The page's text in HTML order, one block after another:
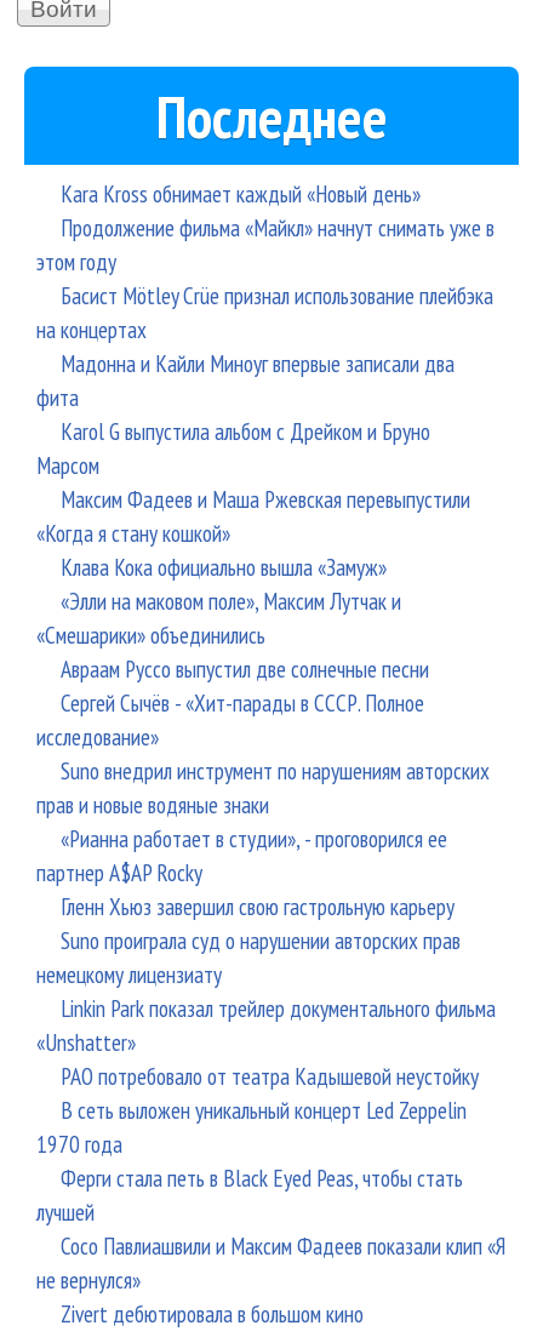
Последнее
Kara Kross обнимает каждый «Новый день»
Продолжение фильма «Майкл» начнут снимать уже в
этом году
Басист Mötley Crüe признал использование плейбэка
на концертах
Мадонна и Кайли Миноуг впервые записали два
фита
Karol G выпустила альбом с Дрейком и Бруно
Марсом
Максим Фадеев и Маша Ржевская перевыпустили
«Когда я стану кошкой»
Клава Кока официально вышла «Замуж»
«Элли на маковом поле», Максим Лутчак и
«Смешарики» объединились
Авраам Руссо выпустил две солнечные песни
Сергей Сычёв - «Хит-парады в СССР. Полное
исследование»
Suno внедрил инструмент по нарушениям авторских
прав и новые водяные знаки
«Рианна работает в студии», - проговорился ее
партнер A$AP Rocky
Гленн Хьюз завершил свою гастрольную карьеру
Suno проиграла суд о нарушении авторских прав
немецкому лицензиату
Linkin Park показал трейлер документального фильма
«Unshatter»
РАО потребовало от театра Кадышевой неустойку
В сеть выложен уникальный концерт Led Zeppelin
1970 года
Ферги стала петь в Black Eyed Peas, чтобы стать
лучшей
Сосо Павлиашвили и Максим Фадеев показали клип «Я
не вернулся»
Zivert дебютировала в большом кино